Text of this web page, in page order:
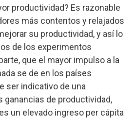
productividad? Es razonable
más contentos y relajados
su productividad, y así lo
de los experimentos
que el mayor impulso a la
se de en los países
ser indicativo de una
ganancias de productividad,
un elevado ingreso per cápita